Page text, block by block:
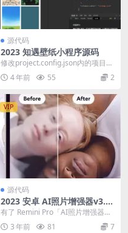
源代码
2023 知遇壁纸小程序源码
修改project.config.json内的项目文
件，然后直接通过wx开发者工...
4 年前 55 2
VIP
源代码
2023 安卓 AI照片增强器v3.7.
117 解锁Pro版
有了 Remini Pro「AI照片增强器」
只需轻点一下，即可将旧的、像素
化的、...
3 年前 81 7